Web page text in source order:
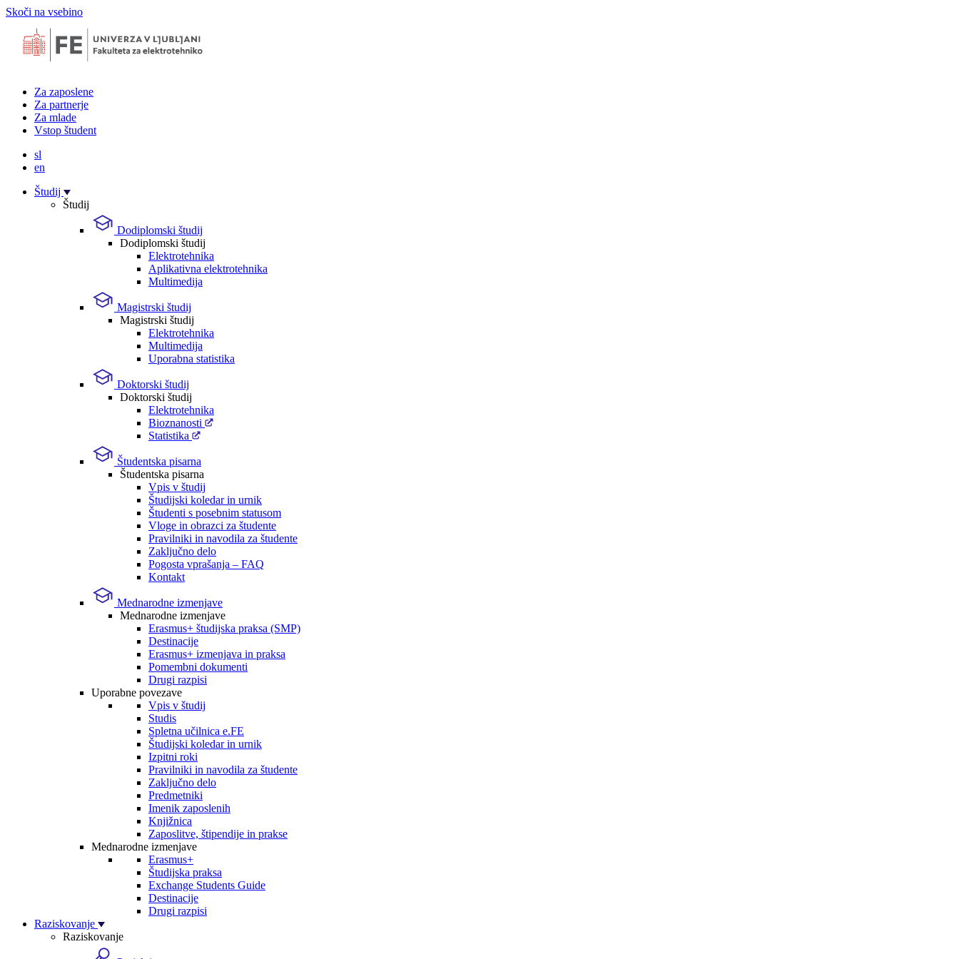
Skoči na vsebino
Za zaposlene
Za partnerje
Za mlade
Vstop študent
sl
en
Študij
Študij
Dodiplomski študij
Dodiplomski študij
Elektrotehnika
Aplikativna elektrotehnika
Multimedija
Magistrski študij
Magistrski študij
Elektrotehnika
Multimedija
Uporabna statistika
Doktorski študij
Doktorski študij
Elektrotehnika
Bioznanosti
Statistika
Študentska pisarna
Študentska pisarna
Vpis v študij
Študijski koledar in urnik
Študenti s posebnim statusom
Vloge in obrazci za študente
Pravilniki in navodila za študente
Zaključno delo
Pogosta vprašanja – FAQ
Kontakt
Mednarodne izmenjave
Mednarodne izmenjave
Erasmus+ študijska praksa (SMP)
Destinacije
Erasmus+ izmenjava in praksa
Pomembni dokumenti
Drugi razpisi
Uporabne povezave
Vpis v študij
Studis
Spletna učilnica e.FE
Študijski koledar in urnik
Izpitni roki
Pravilniki in navodila za študente
Zaključno delo
Predmetniki
Imenik zaposlenih
Knjižnica
Zaposlitve, štipendije in prakse
Mednarodne izmenjave
Erasmus+
Študijska praksa
Exchange Students Guide
Destinacije
Drugi razpisi
Raziskovanje
Raziskovanje